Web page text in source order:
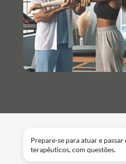
Prepare-se para atuar e
terapêuticos, com questões.